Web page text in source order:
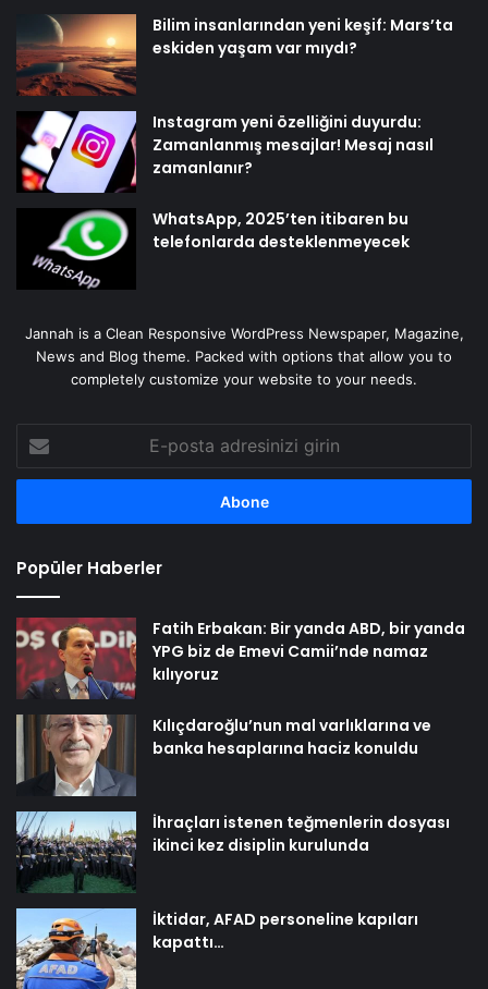
Bilim insanlarından yeni keşif: Mars’ta
eskiden yaşam var mıydı?
Instagram yeni özelliğini duyurdu:
Zamanlanmış mesajlar! Mesaj nasıl
zamanlanır?
WhatsApp, 2025’ten itibaren bu
telefonlarda desteklenmeyecek
Jannah is a Clean Responsive WordPress Newspaper, Magazine,
News and Blog theme. Packed with options that allow you to
completely customize your website to your needs.
posta
adresinizi
Popüler Haberler
Fatih Erbakan: Bir yanda ABD, bir yanda
YPG biz de Emevi Camii’nde namaz
kılıyoruz
Kılıçdaroğlu’nun mal varlıklarına ve
banka hesaplarına haciz konuldu
İhraçları istenen teğmenlerin dosyası
ikinci kez disiplin kurulunda
İktidar, AFAD personeline kapıları
kapattı…